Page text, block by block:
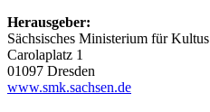
Herausgeber:
Sächsisches Ministerium für Kultus
Carolaplatz 1
01097 Dresden
www.smk.sachsen.de